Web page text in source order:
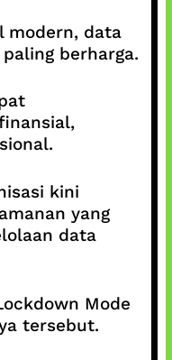
modern, data
berharga.
kini
yang
data
Mode
tersebut.